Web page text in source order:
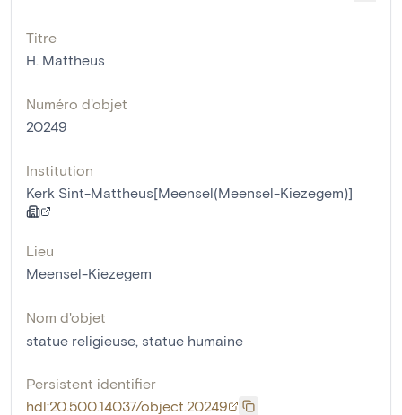
Titre
H. Mattheus
Numéro d'objet
20249
Institution
Kerk Sint-Mattheus[Meensel(Meensel-Kiezegem)]
Lieu
Meensel-Kiezegem
Nom d'objet
statue religieuse, statue humaine
Persistent identifier
hdl:20.500.14037/object.20249